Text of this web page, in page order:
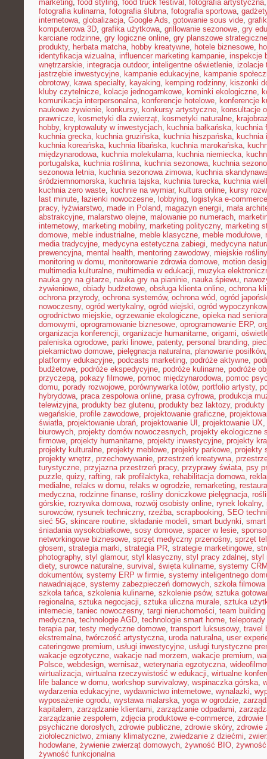
marketing, food styling, food truck festival , fotografia artystyczna
fotografia kulinarna, fotografia ślubna, fotografia sportowa,
internetowa, globalizacja, Google Ads, gotowanie sous vide,
komputerowa 3D, grafika użytkowa, grillowanie sezonowe, gry
karciane rodzinne, gry logiczne online, gry planszowe strategiczne
produkty, herbata matcha, hobby kreatywne, hotele biznesowe,
identyfikacja wizualna, influencer marketing kampanie, inspekcje
wnętrzarskie, integracja outdoor, inteligentne oświetlenie, izolacje
jastrzębie inwestycyjne, kampanie edukacyjne, kampanie
obrotowy, kawa specialty, kayaking, kemping rodzinny, kiszonki
kluby czytelnicze, kolacje jednogarnkowe, kominki ekologiczne,
komunikacja interpersonalna, konferencje hotelowe, konferencje
naukowe żywienie, konkursy, konkursy artystyczne, konsultacje
prawnicze, kosmetyki dla zwierząt, kosmetyki naturalne,
hobby, kryptowaluty w inwestycjach, kuchnia bałkańska, kuchnia
kuchnia grecka, kuchnia gruzińska, kuchnia hiszpańska, kuchnia
kuchnia koreańska, kuchnia libańska, kuchnia marokańska,
międzynarodowa, kuchnia molekularna, kuchnia niemiecka,
portugalska, kuchnia roślinna, kuchnia sezonowa, kuchnia
sezonowa letnia, kuchnia sezonowa zimowa, kuchnia
śródziemnomorska, kuchnia tajska, kuchnia turecka, kuchnia
kuchnia zero waste, kuchnie na wymiar, kultura online, kursy
last minute, łazienki nowoczesne, lobbying, logistyka e-commerce
pracy, łyżwiarstwo, made in Poland, magazyn energii, mała
abstrakcyjne, malarstwo olejne, malowanie po numerach,
internetowy, marketing mobilny, marketing polityczny, marketing
domowe, meble industrialne, meble klasyczne, meble modułowe,
media tradycyjne, medycyna estetyczna zabiegi, medycyna
prewencyjna, mental health, mentoring zawodowy, miejskie rośliny
monitoring w domu, monitorowanie zdrowia domowe, motion
multimedia kulturalne, multimedia w edukacji, muzyka
nauka gry na gitarze, nauka gry na pianinie, nauka śpiewu,
żywieniowe, obiady budżetowe, obsługa klienta online, ochrona
ochrona przyrody, ochrona systemów, ochrona wód, ogród
nowoczesny, ogród wertykalny, ogród wiejski, ogród
ogrodnictwo miejskie, ogrzewanie ekologiczne, opieka nad
domowymi, oprogramowanie biznesowe, oprogramowanie ERP,
organizacja konferencji, organizacje humanitarne, origami,
paleniska ogrodowe, parki linowe, patenty, personal branding,
piekarnictwo domowe, pielęgnacja naturalna, planowanie posiłków
platformy edukacyjne, podcasts marketing, podróże aktywne,
budżetowe, podróże ekspedycyjne, podróże kulinarne, podróże
przyczepą, pokazy filmowe, pomoc międzynarodowa, pomoc
domu, porady rozwojowe, porównywarka lotów, portfolio artysty,
hybrydowa, praca zespołowa online, prasa cyfrowa, produkcja
telewizyjna, produkty bez glutenu, produkty bez laktozy, produkty
wegańskie, profile zawodowe, projektowanie graficzne,
światła, projektowanie ubrań, projektowanie UI , projektowanie UX,
biurowych, projekty domów nowoczesnych, projekty ekologiczne
firmowe, projekty humanitarne, projekty inwestycyjne, projekty
projekty kulturalne, projekty meblowe, projekty parkowe, projekty
projekty wnętrz, przechowywanie, przestrzeń kreatywna,
turystyczne, przyjazna przestrzeń pracy, przyprawy świata, psy
puzzle, quizy, rafting, rak profilaktyka, rehabilitacja domowa,
medialne, relaks w domu, relaks w ogrodzie, remarketing,
medyczna, rodzinne finanse, rośliny doniczkowe pielęgnacja,
górskie, rozrywka domowa, rozwój osobisty online, rynek lokalny,
surowców, rysunek techniczny, rzeźba, scrapbooking, SEO
sieć 5G, skincare routine, składanie modeli, smart budynki,
śniadania wysokobiałkowe, sosy domowe, spacer w lesie,
networkingowe biznesowe, sprzęt medyczny przenośny, sprzęt
głosem, strategia marki, strategia PR, strategie marketingowe,
photography, styl glamour, styl klasyczny, styl pracy zdalnej, styl
diety, surowce naturalne, survival , święta kulinarne, systemy
dokumentów, systemy ERP w firmie, systemy inteligentnego
nawadniające, systemy zabezpieczeń domowych, szkoła
szkoła tańca, szkolenia kulinarne, szkolenie psów, sztuka
regionalna, sztuka negocjacji, sztuka uliczna murale, sztuka
internecie, taniec nowoczesny, targi nieruchomości, team
medyczna, technologie AGD, technologie smart home,
terapia par, testy medyczne domowe, transport luksusowy, travel
ekstremalna, twórczość artystyczna, uroda naturalna, user
cateringowe premium, usługi inwestycyjne, usługi turystyczne
wakacje egzotyczne, wakacje nad morzem, wakacje premium,
Polsce, webdesign, wernisaż, weterynaria egzotyczna,
wirtualizacja, wirtualna rzeczywistość w edukacji, wirtualne
life balance w domu, workshop survivalowy, wspinaczka górska,
wydarzenia edukacyjne, wydawnictwo internetowe, wynalazki,
wyposażenie ogrodu, wystawa malarska, yoga w ogrodzie,
kapitałem, zarządzanie klientami, zarządzanie odpadami,
zarządzanie zespołem, zdjęcia produktowe e-commerce, zdrowie
psychiczne dorosłych, zdrowie publiczne, zdrowie skóry, zdrowie
ziołolecznictwo, zmiany klimatyczne, zwiedzanie z dziećmi,
hodowlane, żywienie zwierząt domowych, żywność BIO,
żywność funkcjonalna